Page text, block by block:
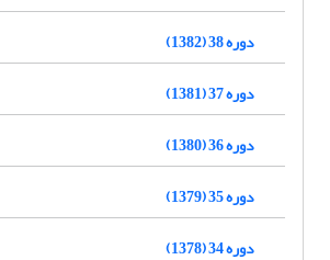
دوره 38 (1382)
دوره 37 (1381)
دوره 36 (1380)
دوره 35 (1379)
دوره 34 (1378)